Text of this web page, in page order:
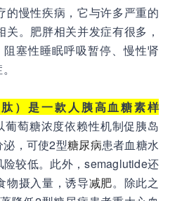
的慢性疾病，它与许多严重的
。肥胖相关并发症有很多，
阻塞性睡眠呼吸暂停、慢性肾
）是一款人胰高血糖素样
葡萄糖浓度依赖性机制促胰岛
，可使2型糖尿病患者血糖水
较低。此外，semaglutide还
物摄入量，诱导减肥。除此之